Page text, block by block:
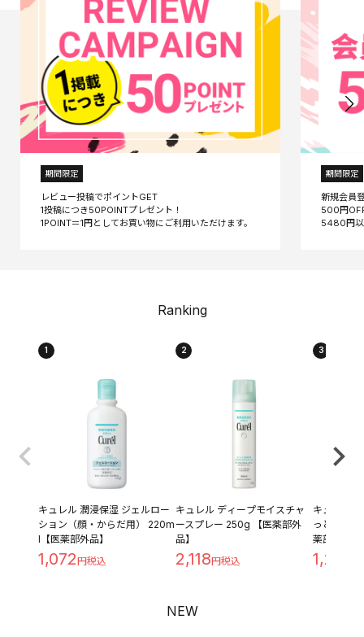
期間限定
レビュー投稿でポイントGET
1投稿につき50POINTプレゼント！
期間限定
新規会員
500円
Ranking
1
キュレル 潤浸保湿 ジェルロー
ション（顔・からだ用） 220m
l【医薬部外品】
1,072
2
キュレル ディープモイスチャ
ースプレー 250g 【医薬部外
品】
2,118
3
キュレル
っとり つ
薬部外品】
1,209
NEW